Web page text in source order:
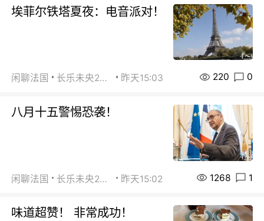
埃菲尔铁塔夏夜：电音派对！
闲聊法国 长乐未央2015 昨天15:03 220 0
八月十五警惕恐袭！
闲聊法国 长乐未央2015 昨天15:02 1268 1
味道超赞！ 非常成功！